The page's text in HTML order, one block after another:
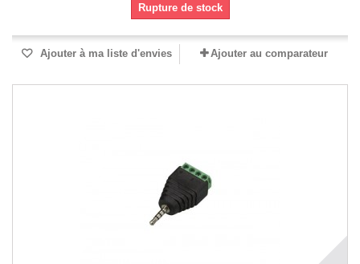
Rupture de stock
Ajouter à ma liste d'envies Ajouter au comparateur